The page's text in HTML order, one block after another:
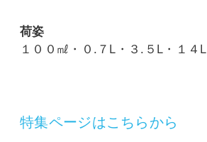
荷姿
１００㎖・０.７L・３.５L・１４L
特集ページはこちらから